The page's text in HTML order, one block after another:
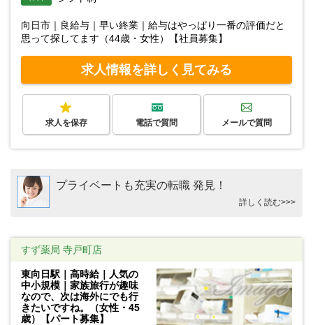
向日市｜良給与｜早い終業｜給与はやっぱり一番の評価だと
思って探してます（44歳・女性）【社員募集】
求人情報を詳しく見てみる
求人を保存 電話で質問 メールで質問
プライベートも充実の転職 発見！
詳しく読む>>>
すず薬局 寺戸町店
東向日駅｜高時給｜人気の
中小規模｜家族旅行が趣味
なので、次は海外にでも行
きたいですね。（女性・45
歳）【パート募集】